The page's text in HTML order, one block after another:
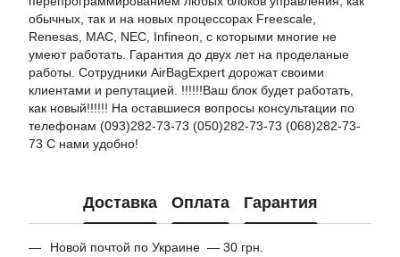
обычных, так и на новых процессорах Freescale,
Renesas, MAC, NEC, Infineon, с которыми многие не
умеют работать. Гарантия до двух лет на проделаные
работы. Сотрудники AirBagExpert дорожат своими
клиентами и репутацией. !!!!!!Ваш блок будет работать,
как новый!!!!!! На оставшиеся вопросы консультации по
телефонам (093)282-73-73 (050)282-73-73 (068)282-73-
73 С нами удобно!
Доставка Оплата Гарантия
Новой почтой по Украине — 30 грн.